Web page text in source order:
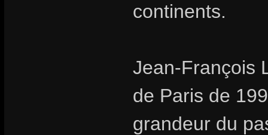
continents.
Jean-François
de Paris de
grandeur du